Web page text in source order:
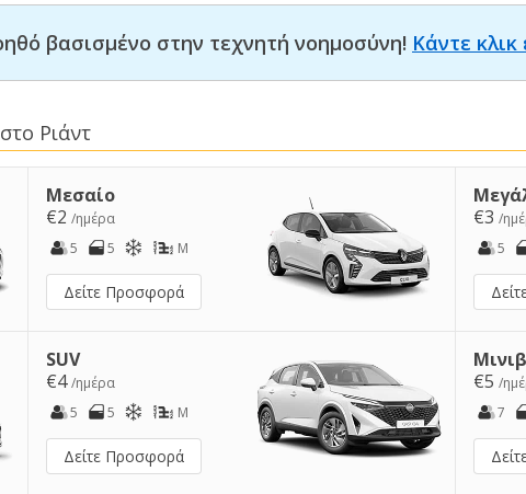
βασισμένο στην τεχνητή νοημοσύνη! Κάντε κλικ
Ριάντ
Μεσαίο
€2/ημέρα
5
5 M
Δείτε Προσφορά
€3 /
5
SUV
€4/ημέρα
5
5 M
Δείτε Προσφορά
€5 /
7